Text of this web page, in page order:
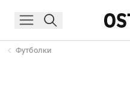
Футболки